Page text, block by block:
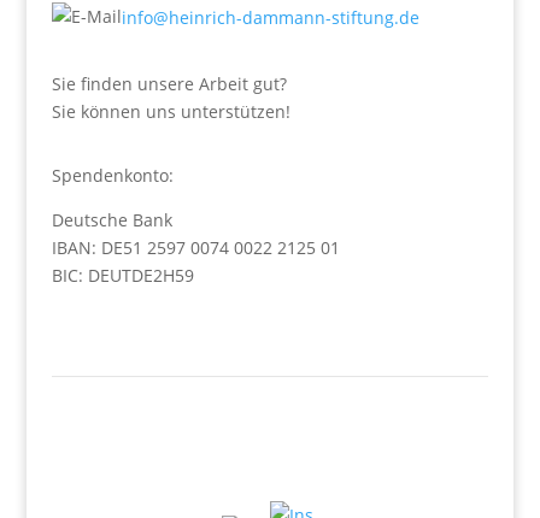
info@heinrich-dammann-stiftung.de
Sie finden unsere Arbeit gut?
Sie können uns unterstützen!
Spendenkonto:
Deutsche Bank
IBAN: DE51 2597 0074 0022 2125 01
BIC: DEUTDE2H59